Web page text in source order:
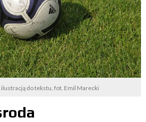
do tekstu, fot. Emil Marecki